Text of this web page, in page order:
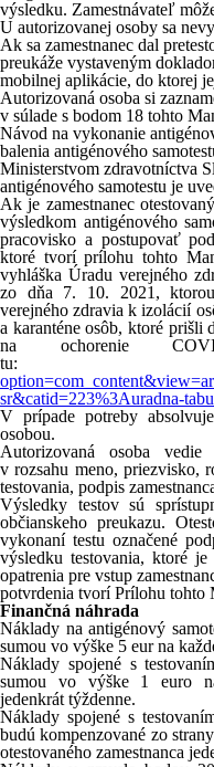
výsledku. Zamestnávateľ
U autorizovanej osoby sa
Ak sa zamestnanec dal
preukáže vystaveným
mobilnej aplikácie, do ktorej
Autorizovaná osoba si
v súlade s bodom 18 tohto
Návod na vykonanie
balenia antigénového
Ministerstvom zdravotníctva
antigénového samotestu je
Ak je zamestnanec
výsledkom antigénového
pracovisko a postupovať
ktoré tvorí prílohu tohto
vyhláška Úradu verejného
zo dňa 7. 10. 2021,
verejného zdravia k izolácií
a karanténe osôb, ktoré prišli
na ochorenie
sr&catid=223%3Auradna-
V prípade potreby
osobou.
Autorizovaná osoba vedie
v rozsahu meno, priezvisko,
testovania, podpis
Výsledky testov sú
občianskeho preukazu.
vykonaní testu označené
výsledku testovania, ktoré
opatrenia pre vstup
potvrdenia tvorí Prílohu tohto
Finančná náhrada
Náklady na antigénový
sumou vo výške 5 eur na
Náklady spojené s
sumou vo výške 1 euro na
jedenkrát týždenne.
Náklady spojené s
budú kompenzované zo
otestovaného zamestnanca